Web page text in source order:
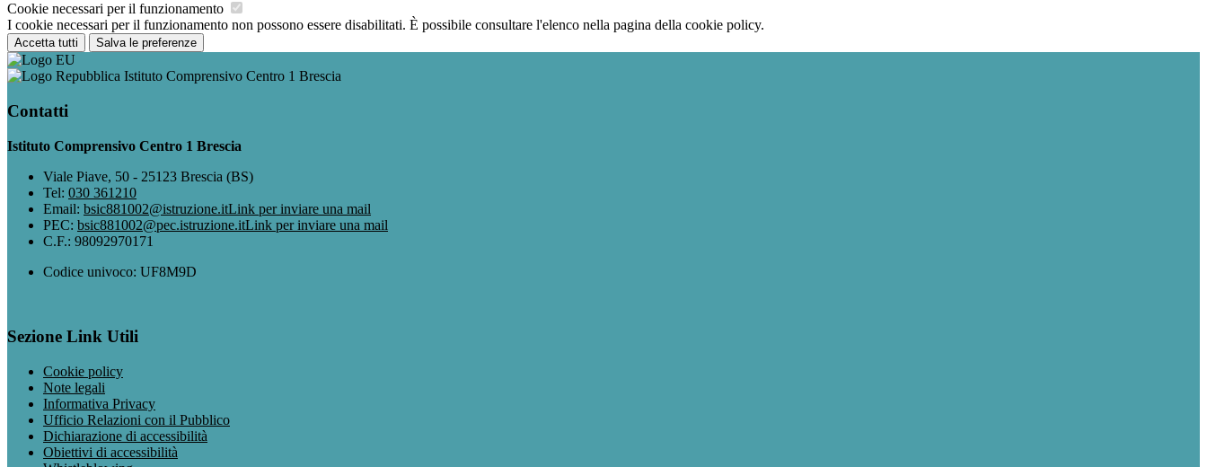
Cookie necessari per il funzionamento
I cookie necessari per il funzionamento non possono essere disabilitati. È possibile consultare l'elenco nella pagina della cookie policy.
Accetta tutti Salva le preferenze
Istituto Comprensivo Centro 1 Brescia
Contatti
Istituto Comprensivo Centro 1 Brescia
Viale Piave, 50 - 25123 Brescia (BS)
Tel: 030 361210
Email: bsic881002@istruzione.itLink per inviare una mail
PEC: bsic881002@pec.istruzione.itLink per inviare una mail
C.F.: 98092970171
Codice univoco: UF8M9D
Sezione Link Utili
Cookie policy
Note legali
Informativa Privacy
Ufficio Relazioni con il Pubblico
Dichiarazione di accessibilità
Obiettivi di accessibilità